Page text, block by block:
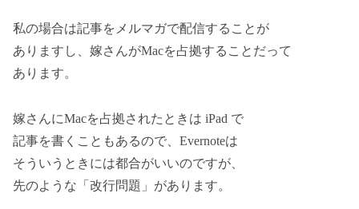
私の場合は記事をメルマガで配信することが
ありますし、嫁さんがMacを占拠することだって
あります。
嫁さんにMacを占拠されたときは iPad で
記事を書くこともあるので、Evernoteは
そういうときには都合がいいのですが、
先のような「改行問題」があります。